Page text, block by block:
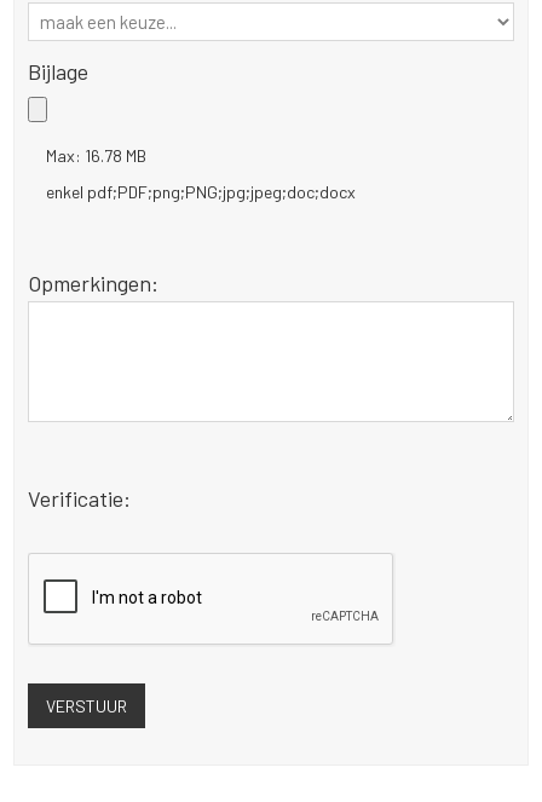
Bijlage
Max: 16.78 MB
enkel pdf;PDF;png;PNG;jpg;jpeg;doc;docx
Opmerkingen:
Verificatie: